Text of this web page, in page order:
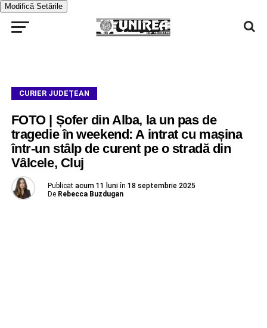
Modifică Setările
CURIER JUDEȚEAN
FOTO | Șofer din Alba, la un pas de
tragedie în weekend: A intrat cu mașina
într-un stâlp de curent pe o stradă din
Vâlcele, Cluj
Publicat acum 11 luni în 18 septembrie 2025
De Rebecca Buzdugan